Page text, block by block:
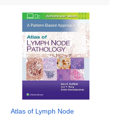
Atlas of Lymph Node